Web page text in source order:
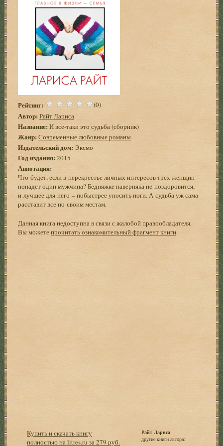
Рейтинг: (0)
Автор: Райт Лариса
Название: И все-таки это судьба (сборник)
Жанр: Современные любовные романы
Издательский дом: Эксмо
Год издания: 2015
Аннотация:
Что будет, если в перекрестье личных интересов трех женщин
попадет один мужчина? Бедняжке наверняка не поздоровится,
и лучшее для него – побыстрее уносить ноги. А судьба уж сама
расставит все по своим местам.
Данная книга недоступна в связи с жалобой правообладателя.
Вы можетепрочитать ознакомительный фрагмент книги.
Купить и скачать книгу
полностью на litres.ru за 279 руб.
Райт Лариса
другие книги автора: